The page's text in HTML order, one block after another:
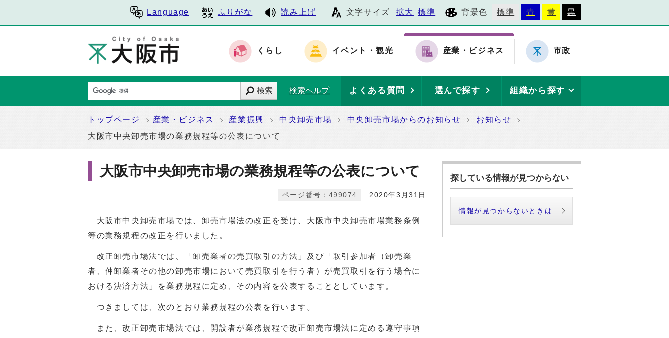
Language ふりがな 読み上げ 文字サイズ 拡大 標準 背景色 標準 青 黄 黒
くらし イベント・観光 産業・ビジネス 市政
検索 検索ヘルプ よくある質問 選んで探す 組織から探す
トップページ 産業・ビジネス 産業振興 中央卸売市場 中央卸売市場からのお知らせ
お知らせ
大阪市中央卸売市場の業務規程等の公表について
大阪市中央卸売市場の業務規程等の公表について
2020年3月31日
ページ番号：499074
大阪市中央卸売市場では、卸売市場法の改正を受け、大阪市中央卸売市場業務条例
等の業務規程の改正を行いました。
改正卸売市場法では、「卸売業者の売買取引の方法」及び「取引参加者（卸売業
者、仲卸業者その他の卸売市場において売買取引を行う者）が売買取引を行う場合に
おける決済方法」を業務規程に定め、その内容を公表することとしています。
つきましては、次のとおり業務規程の公表を行います。
また、改正卸売市場法では、開設者が業務規程で改正卸売市場法に定める遵守事項
探している情報が見つからない
情報が見つからないときは